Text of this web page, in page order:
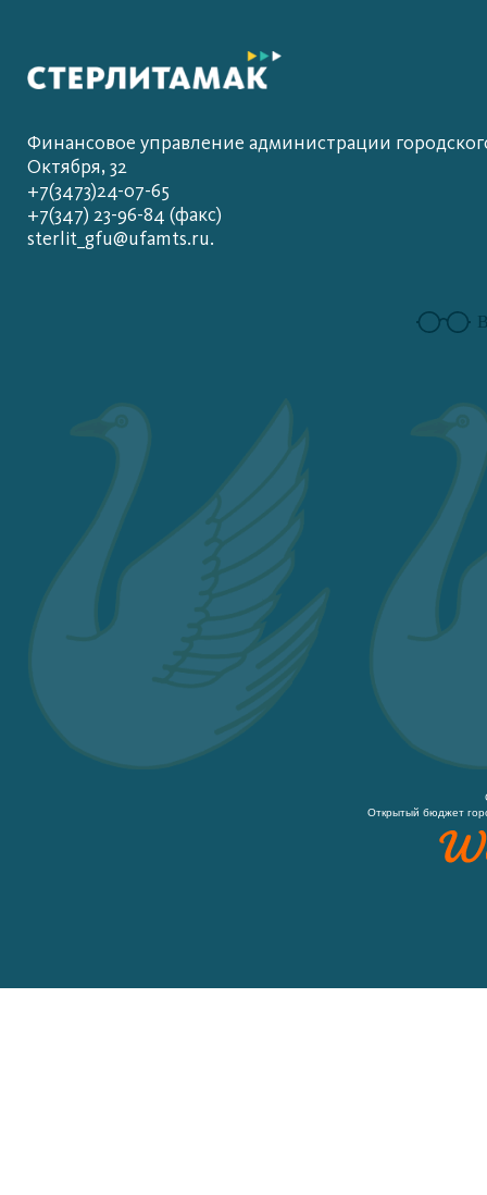
Финансовое управление администрации
Октября, 32
+7(3473)24-07-65
+7(347) 23-96-84 (факс)
sterlit_gfu@ufamts.ru.
Открытый бюджет